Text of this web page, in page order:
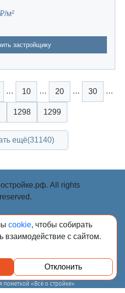
м²
застройщику
… 10 … 20 … 30 …
1298 1299
ещё(31140)
предприниматель
2018-2026. Сообщения
издания «Всё о стройке»
службой по надзору в
технологий и массовых
13.03.2023 за
номером Эл № ФС77-84949)
«Всё о стройке».
cookie, чтобы собирать
взаимодействие с сайтом.
Отклонить